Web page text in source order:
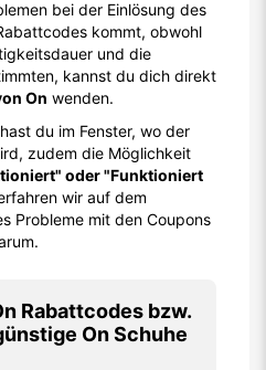
bei der Einlösung des
kommt, obwohl
und die
kannst du dich direkt
On wenden.
du im Fenster, wo der
zudem die Möglichkeit
oder "Funktioniert
wir auf dem
Probleme mit den Coupons
Rabattcodes bzw.
On Schuhe